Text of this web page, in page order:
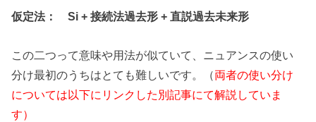
仮定法： Si + 接続法過去形 + 直説過去未来形
この二つって意味や用法が似ていて、ニュアンスの使い
分け最初のうちはとても難しいです。（両者の使い分け
については以下にリンクした別記事にて解説していま
す）